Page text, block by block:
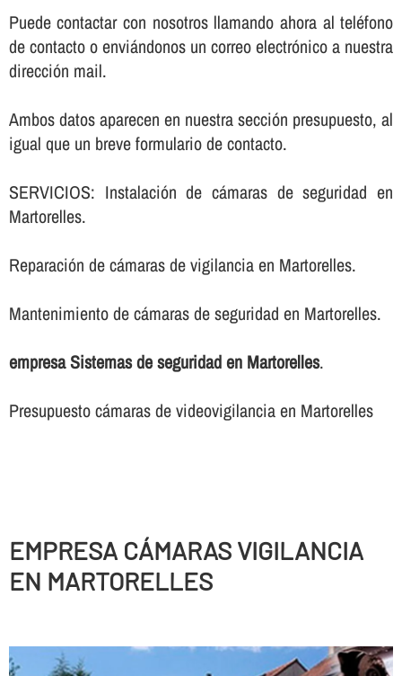
Puede contactar con nosotros llamando ahora al teléfono
de contacto o enviándonos un correo electrónico a nuestra
dirección mail.
Ambos datos aparecen en nuestra sección presupuesto, al
igual que un breve formulario de contacto.
SERVICIOS: Instalación de cámaras de seguridad en
Martorelles.
Reparación de cámaras de vigilancia en Martorelles.
Mantenimiento de cámaras de seguridad en Martorelles.
empresa Sistemas de seguridad en Martorelles.
Presupuesto cámaras de videovigilancia en Martorelles
EMPRESA CÁMARAS VIGILANCIA
EN MARTORELLES